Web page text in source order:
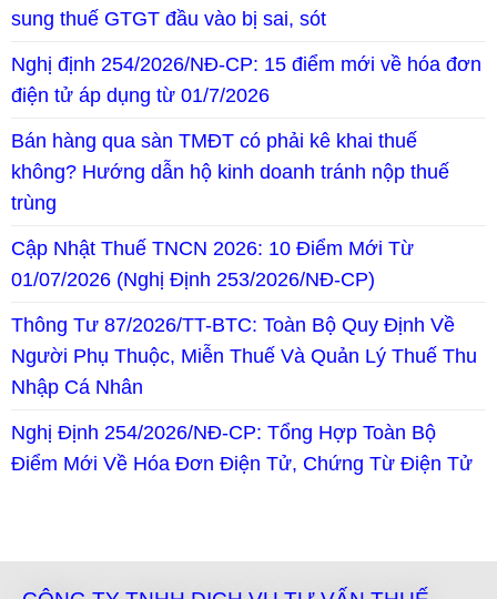
sung thuế GTGT đầu vào bị sai, sót
Nghị định 254/2026/NĐ-CP: 15 điểm mới về hóa đơn
điện tử áp dụng từ 01/7/2026
Bán hàng qua sàn TMĐT có phải kê khai thuế
không? Hướng dẫn hộ kinh doanh tránh nộp thuế
trùng
Cập Nhật Thuế TNCN 2026: 10 Điểm Mới Từ
01/07/2026 (Nghị Định 253/2026/NĐ-CP)
Thông Tư 87/2026/TT-BTC: Toàn Bộ Quy Định Về
Người Phụ Thuộc, Miễn Thuế Và Quản Lý Thuế Thu
Nhập Cá Nhân
Nghị Định 254/2026/NĐ-CP: Tổng Hợp Toàn Bộ
Điểm Mới Về Hóa Đơn Điện Tử, Chứng Từ Điện Tử